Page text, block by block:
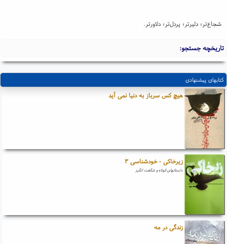
شجاع‌تر؛ دلیرتر؛ پردل‌تر؛ دلاورتر.
تاریخچه جستجو:
کتابهای پیشنهادی
هیچ کس سرباز به دنیا نمی آید
زیرخاکی - خودشناسی ۳
داستانهای کوتاه و شگفت انگیز
زندگی در مه